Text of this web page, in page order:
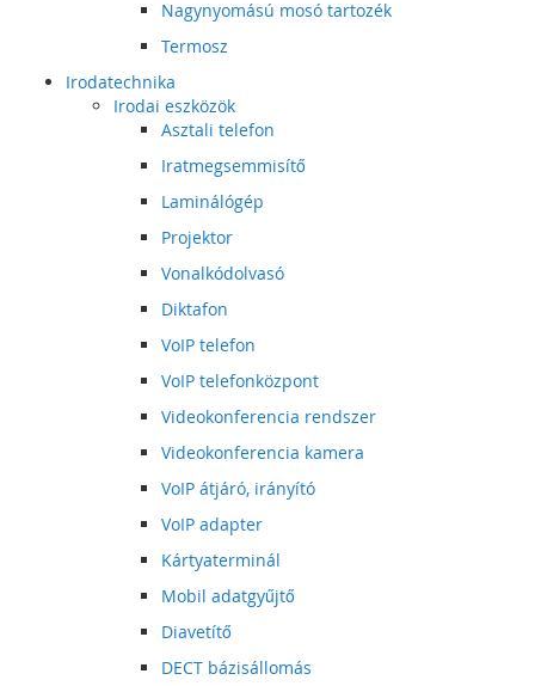
Nagynyomású mosó tartozék
Termosz
Irodatechnika
Irodai eszközök
Asztali telefon
Iratmegsemmisítő
Laminálógép
Projektor
Vonalkódolvasó
Diktafon
VoIP telefon
VoIP telefonközpont
Videokonferencia rendszer
Videokonferencia kamera
VoIP átjáró, irányító
VoIP adapter
Kártyaterminál
Mobil adatgyűjtő
Diavetítő
DECT bázisállomás